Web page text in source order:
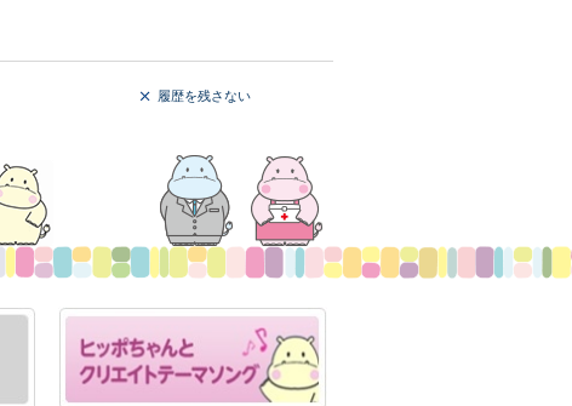
履歴を残さない